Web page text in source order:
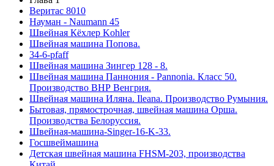
Веритас 8010
Науман - Naumann 45
Швейная Кёхлер Kohler
Швейная машина Попова.
34-6-pfaff
Швейная машина Зингер 128 - 8.
Швейная машина Паннония - Pannonia. Класс 50.
Производство ВНР Венгрия.
Швейная машина Иляна. Ileana. Производство Румыния.
Бытовая, прямострочная, швейная машина Орша.
Производства Белоруссия.
Швейная-машина-Singer-16-K-33.
Госшвеймашина
Детская швейная машина FHSM-203, производства